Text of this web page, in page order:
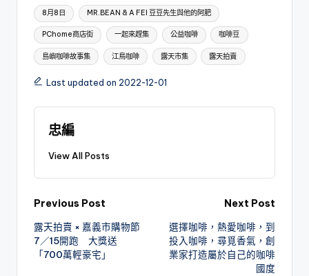
Tags:
8月8日 MR.BEAN & A FEI 豆豆先生與他的阿肥
PChome商店街 一起來趕集 公益咖啡 咖啡豆
島嶼咖啡故事集 江鳥咖啡 露天市集 露天拍賣
Last updated on 2022-12-01
忠編
View All Posts
Post
navigation
Previous Post
露天拍賣 × 嘉義市購物節
7／15開跑 大獎送
「700萬輕豪宅」
Next Post
選擇咖啡，熱愛咖啡，到
投入咖啡，尋覓香氣，創
業家打造屬於自己的咖啡
國度